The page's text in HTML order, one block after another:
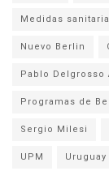
Medidas
Nuevo Berlin
Pablo Delgrosso
Programas de
Sergio Milesi
UPM Uruguay